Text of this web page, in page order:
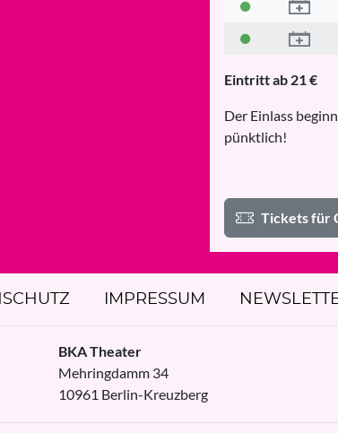
Eintritt ab 21 €
Der Einlass
pünktlich!
Tickets für
IMPRESSUM
BKA Theater
Mehringdamm 34
10961 Berlin-Kreuzberg